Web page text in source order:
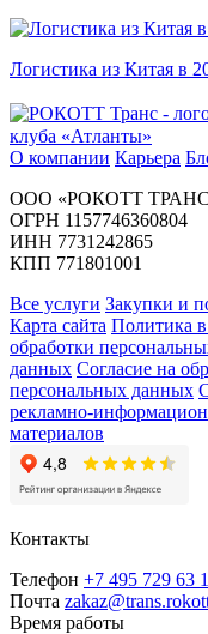
Логистика из Китая в
клуба «Атланты»
О компании Карьера
ООО «РОКОТТ
ОГРН 1157746360804
ИНН 7731242865
КПП 771801001
Все услуги Закупки и
Карта сайта Политика
обработки
данных Согласие на
персональных данных
рекламно-
материалов
Контакты
Телефон +7 495 729 63
Почта
Время работы